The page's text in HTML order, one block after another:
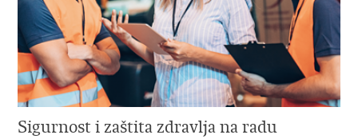
Sigurnost i zaštita zdravlja na radu